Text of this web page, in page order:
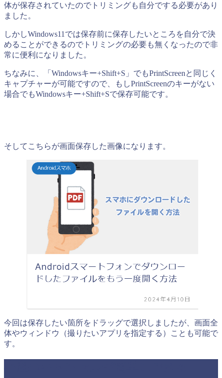
体が保存されていたのでトリミングも自分でする必要があり
ました。
しかしWindows11では保存前に保存したいところを自分で決
めることができるのでトリミングの必要も無くなったので非
常に便利になりました。
ちなみに、「Windowsキー+Shift+S」でもPrintScreenと同じく
キャプチャーが可能ですので、もしPrintScreenのキーがない
場合でもWindowsキー+Shift+Sで保存可能です。
そしてこちらが画面保存した画像になります。
今回は保存したい箇所をドラッグで選択しましたが、画面全
体やウィンドウ（撮りたいアプリを指定する）ことも可能で
す。